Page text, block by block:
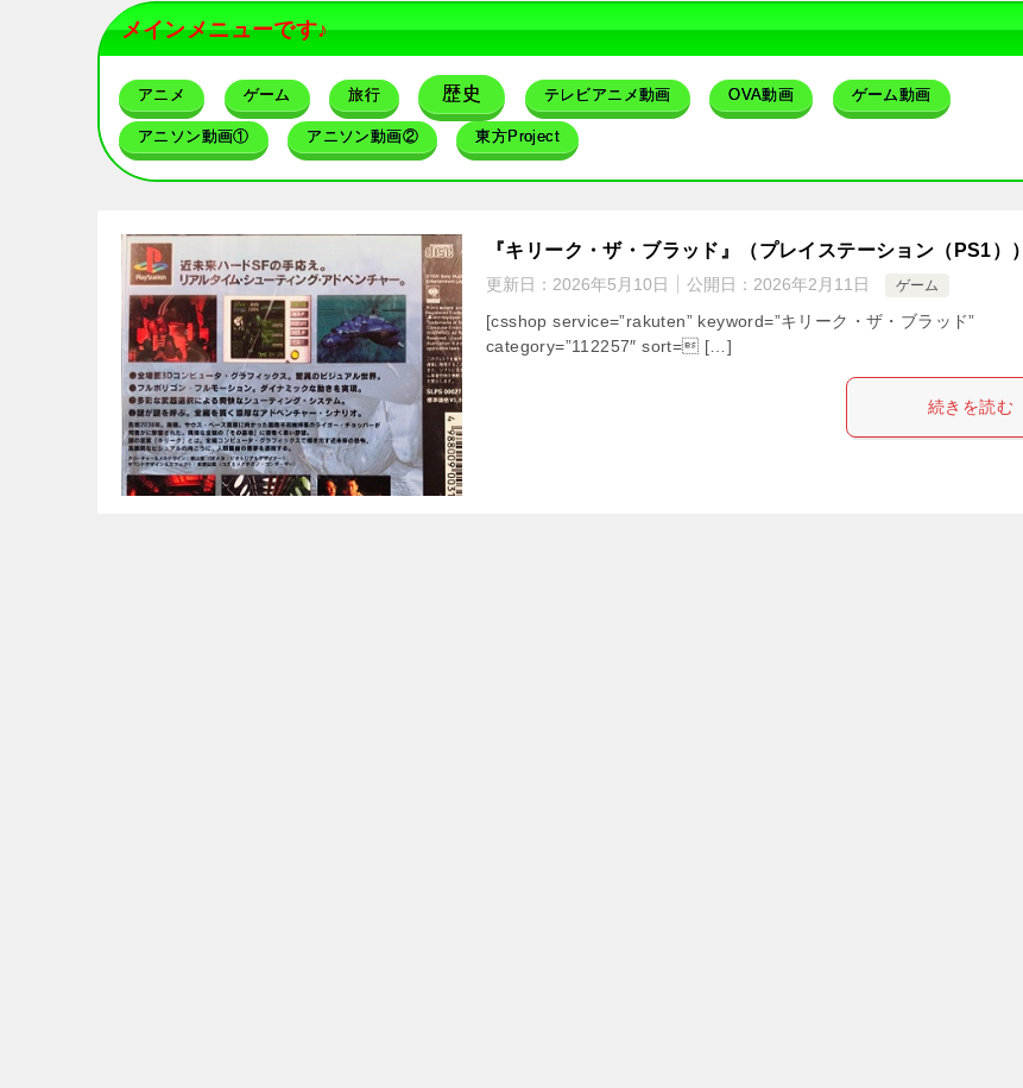
メインメニューです♪
アニメ ゲーム 旅行 歴史 テレビアニメ動画 OVA動画 ゲーム動画
アニソン動画① アニソン動画② 東方Project
『キリーク・ザ・ブラッド』（プレイステーション（PS1））
更新日： 2026年5月10日 公開日： 2026年2月11日 ゲーム
[csshop service=”rakuten” keyword=”キリーク・ザ・ブラッド”
category=”112257″ sort= […]
続きを読む